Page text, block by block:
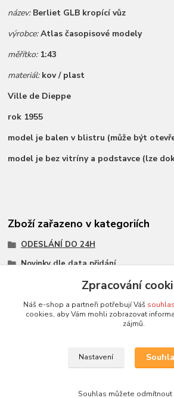
název: Berliet GLB kropící vůz
výrobce:Atlas časopisové modely
měřítko: 1:43
materiál: kov / plast
Ville de Dieppe
rok 1955
model je balen v blistru (může být
model je bez vitríny a podstavce (lze
Zboží zařazeno v kategoriích
ODESLÁNÍ DO 24H
Novinky dle data přidání
Všechny modely
Modely 1:43
měřítko 1:43
Zpracování
Náš e-shop a partneři potřebují Váš souhlas
cookies, aby Vám mohli zobrazovat
zájmů.
Nastavení
Souhlas můžete odmítnout